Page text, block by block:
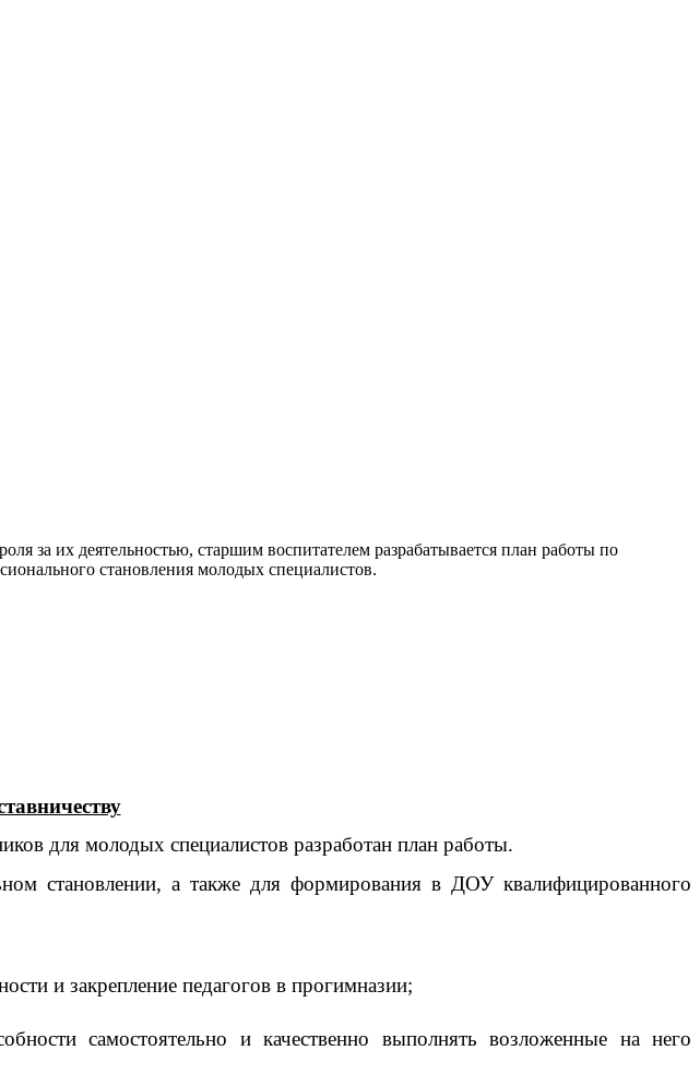
за их деятельностью, старшим воспитателем разрабатывается план работы по
становления молодых специалистов.
для молодых специалистов разработан план работы.
становлении, а также для формирования в ДОУ квалифицированного
и закрепление педагогов в прогимназии;
самостоятельно и качественно выполнять возложенные на него